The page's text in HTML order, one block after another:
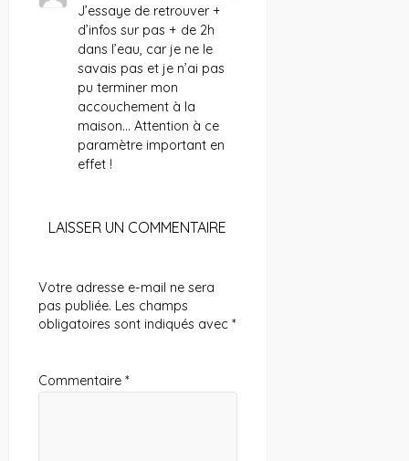
J’essaye de retrouver +
d’infos sur pas + de 2h
dans l’eau, car je ne le
savais pas et je n’ai pas
pu terminer mon
accouchement à la
maison… Attention à ce
paramètre important en
effet !
LAISSER UN COMMENTAIRE
Votre adresse e-mail ne sera
pas publiée. Les champs
obligatoires sont indiqués avec *
Commentaire *